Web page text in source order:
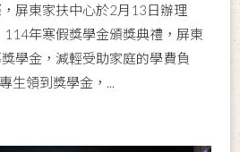
屏東家扶中心於2月13日辦理
114年寒假獎學金頒獎典禮，屏東
學金，減輕受助家庭的學費負
生領到獎學金，...